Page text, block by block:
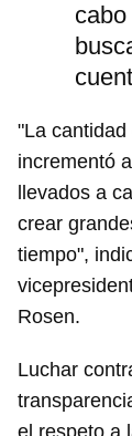
"La
incrementó
llevados a
crear
tiempo",
Rosen.
Luchar